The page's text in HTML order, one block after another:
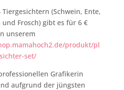
(Schwein, Ente,
Frosch) gibt es für 6 €
unserem
produkt/pl
set/
Grafikerin
aufgrund der jüngsten